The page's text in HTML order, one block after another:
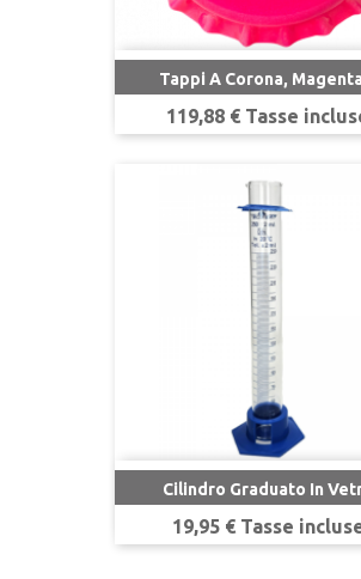
Tappi A Corona,
Prezzo
119,88 € Tasse
Cilindro Graduato In
Prezzo
19,95 € Tasse